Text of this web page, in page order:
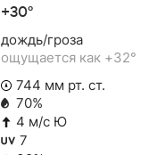
+30°
дождь/гроза
ощущается как +32°
744 мм рт. ст.
70%
4 м/с Ю
7